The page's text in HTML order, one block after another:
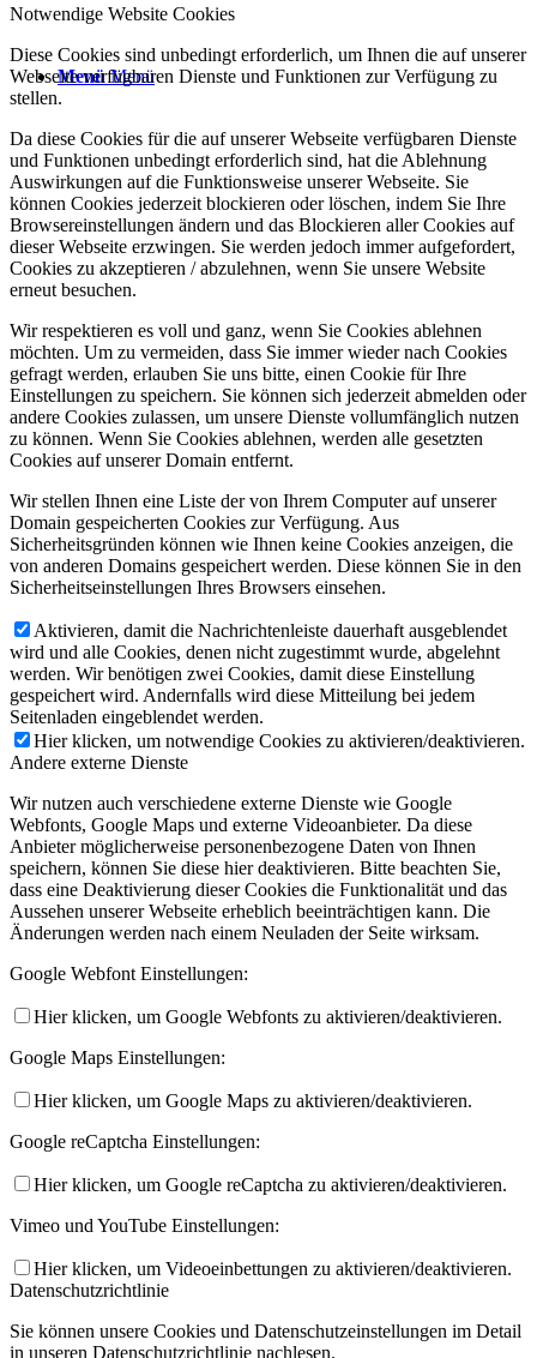
Menü Menü
Notwendige Website Cookies
Diese Cookies sind unbedingt erforderlich, um Ihnen die auf unserer
Webseite verfügbaren Dienste und Funktionen zur Verfügung zu
stellen.
Da diese Cookies für die auf unserer Webseite verfügbaren Dienste
und Funktionen unbedingt erforderlich sind, hat die Ablehnung
Auswirkungen auf die Funktionsweise unserer Webseite. Sie
können Cookies jederzeit blockieren oder löschen, indem Sie Ihre
Browsereinstellungen ändern und das Blockieren aller Cookies auf
dieser Webseite erzwingen. Sie werden jedoch immer aufgefordert,
Cookies zu akzeptieren / abzulehnen, wenn Sie unsere Website
erneut besuchen.
Wir respektieren es voll und ganz, wenn Sie Cookies ablehnen
möchten. Um zu vermeiden, dass Sie immer wieder nach Cookies
gefragt werden, erlauben Sie uns bitte, einen Cookie für Ihre
Einstellungen zu speichern. Sie können sich jederzeit abmelden oder
andere Cookies zulassen, um unsere Dienste vollumfänglich nutzen
zu können. Wenn Sie Cookies ablehnen, werden alle gesetzten
Cookies auf unserer Domain entfernt.
Wir stellen Ihnen eine Liste der von Ihrem Computer auf unserer
Domain gespeicherten Cookies zur Verfügung. Aus
Sicherheitsgründen können wie Ihnen keine Cookies anzeigen, die
von anderen Domains gespeichert werden. Diese können Sie in den
Sicherheitseinstellungen Ihres Browsers einsehen.
Aktivieren, damit die Nachrichtenleiste dauerhaft ausgeblendet
wird und alle Cookies, denen nicht zugestimmt wurde, abgelehnt
werden. Wir benötigen zwei Cookies, damit diese Einstellung
gespeichert wird. Andernfalls wird diese Mitteilung bei jedem
Seitenladen eingeblendet werden.
Hier klicken, um notwendige Cookies zu aktivieren/deaktivieren.
Andere externe Dienste
Wir nutzen auch verschiedene externe Dienste wie Google
Webfonts, Google Maps und externe Videoanbieter. Da diese
Anbieter möglicherweise personenbezogene Daten von Ihnen
speichern, können Sie diese hier deaktivieren. Bitte beachten Sie,
dass eine Deaktivierung dieser Cookies die Funktionalität und das
Aussehen unserer Webseite erheblich beeinträchtigen kann. Die
Änderungen werden nach einem Neuladen der Seite wirksam.
Google Webfont Einstellungen:
Hier klicken, um Google Webfonts zu aktivieren/deaktivieren.
Google Maps Einstellungen:
Hier klicken, um Google Maps zu aktivieren/deaktivieren.
Google reCaptcha Einstellungen:
Hier klicken, um Google reCaptcha zu aktivieren/deaktivieren.
Vimeo und YouTube Einstellungen:
Hier klicken, um Videoeinbettungen zu aktivieren/deaktivieren.
Datenschutzrichtlinie
Sie können unsere Cookies und Datenschutzeinstellungen im Detail
in unseren Datenschutzrichtlinie nachlesen.